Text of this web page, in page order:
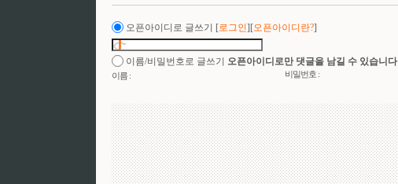
오픈아이디로 글쓰기 [로그인][오픈아이디란?]
이름/비밀번호로 글쓰기 오픈아이디로만 댓글을 남길 수 있습니다
이름 : 비밀번호 :